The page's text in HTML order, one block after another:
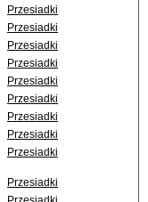
Przesiadki
Przesiadki
Przesiadki
Przesiadki
Przesiadki
Przesiadki
Przesiadki
Przesiadki
Przesiadki
Przesiadki